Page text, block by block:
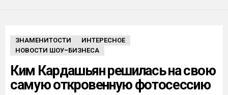
ЗНАМЕНИТОСТИ
ИНТЕРЕСНОЕ
НОВОСТИ ШОУ-БИЗНЕСА
Ким Кардашьян решилась на свою
самую откровенную фотосессию